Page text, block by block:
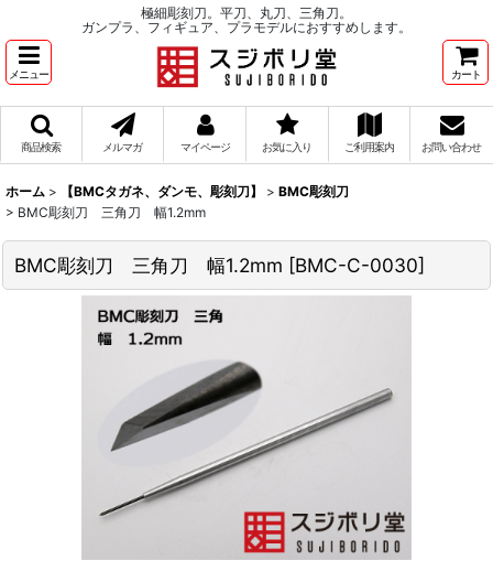
極細彫刻刀。平刀、丸刀、三角刀。
ガンプラ、フィギュア、プラモデルにおすすめします。
メニュー カート
商品検索 メルマガ マイページ お気に入り ご利用案内 お問い合わせ
ホーム > 【BMCタガネ、ダンモ、彫刻刀】 > BMC彫刻刀
> BMC彫刻刀 三角刀 幅1.2mm
BMC彫刻刀 三角刀 幅1.2mm [BMC-C-0030]